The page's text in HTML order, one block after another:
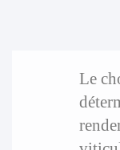
Le